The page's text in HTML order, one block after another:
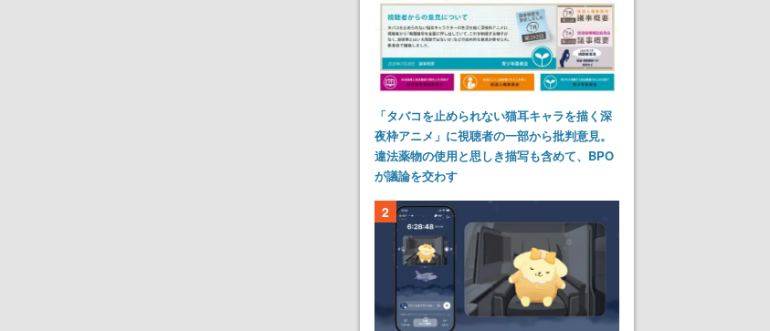
「タバコを止められない猫耳キャラを描く深
夜枠アニメ」に視聴者の一部から批判意見。
違法薬物の使用と思しき描写も含めて、BPO
が議論を交わす
2